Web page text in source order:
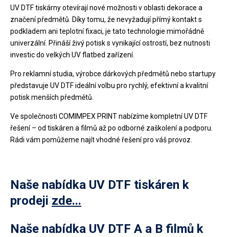
UV DTF tiskárny otevírají nové možnosti v oblasti dekorace a
značení předmětů. Díky tomu, že nevyžadují přímý kontakt s
podkladem ani teplotní fixaci, je tato technologie mimořádně
univerzální. Přináší živý potisk s vynikající ostrostí, bez nutnosti
investic do velkých UV flatbed zařízení.
Pro reklamní studia, výrobce dárkových předmětů nebo startupy
představuje UV DTF ideální volbu pro rychlý, efektivní a kvalitní
potisk menších předmětů.
Ve společnosti COMIMPEX PRINT nabízíme kompletní UV DTF
řešení – od tiskáren a filmů až po odborné zaškolení a podporu.
Rádi vám pomůžeme najít vhodné řešení pro váš provoz.
Naše nabídka UV DTF tiskáren k
prodeji zde...
Naše nabídka UV DTF A a B filmů k